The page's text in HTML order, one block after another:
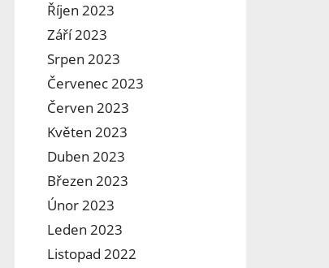
Říjen 2023
Září 2023
Srpen 2023
Červenec 2023
Červen 2023
Květen 2023
Duben 2023
Březen 2023
Únor 2023
Leden 2023
Listopad 2022